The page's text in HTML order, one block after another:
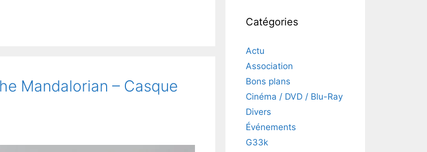
Mandalorian – Casque
Catégories
Actu
Association
Bons plans
Cinéma / DVD / Blu-Ray
Divers
Événements
G33k